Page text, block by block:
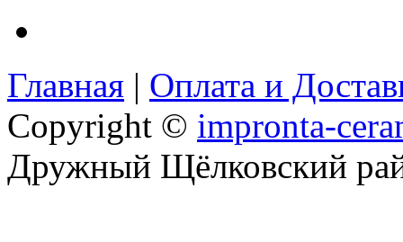
Главная | Оплата и
Copyright © impronta-
Дружный Щёлковский